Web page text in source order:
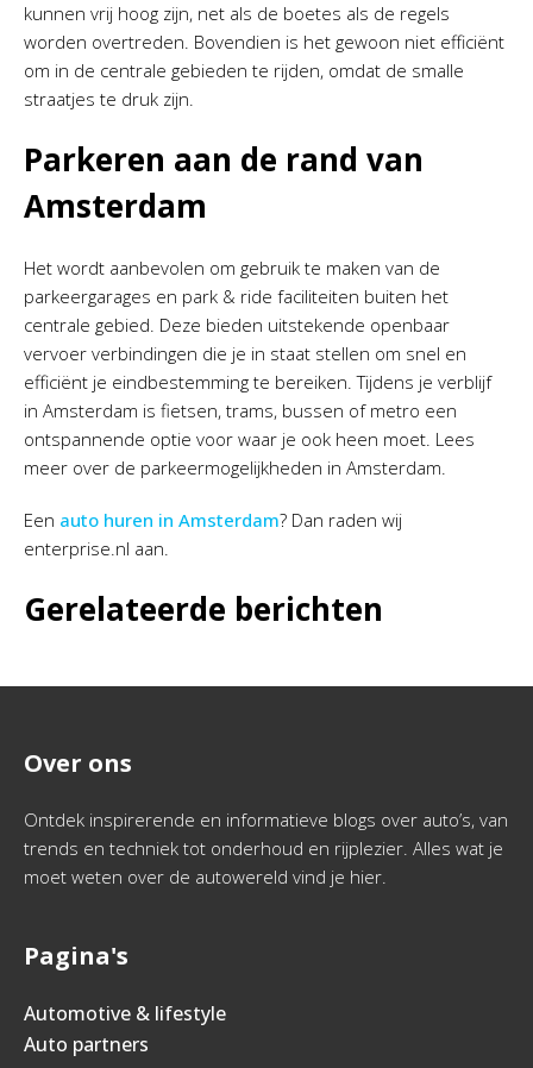
kunnen vrij hoog zijn, net als de boetes als de regels
worden overtreden. Bovendien is het gewoon niet efficiënt
om in de centrale gebieden te rijden, omdat de smalle
straatjes te druk zijn.
Parkeren aan de rand van
Amsterdam
Het wordt aanbevolen om gebruik te maken van de
parkeergarages en park & ride faciliteiten buiten het
centrale gebied. Deze bieden uitstekende openbaar
vervoer verbindingen die je in staat stellen om snel en
efficiënt je eindbestemming te bereiken. Tijdens je verblijf
in Amsterdam is fietsen, trams, bussen of metro een
ontspannende optie voor waar je ook heen moet. Lees
meer over de parkeermogelijkheden in Amsterdam.
Een auto huren in Amsterdam? Dan raden wij
enterprise.nl aan.
Gerelateerde berichten
Over ons
Ontdek inspirerende en informatieve blogs over auto’s, van
trends en techniek tot onderhoud en rijplezier. Alles wat je
moet weten over de autowereld vind je hier.
Pagina's
Automotive & lifestyle
Auto partners